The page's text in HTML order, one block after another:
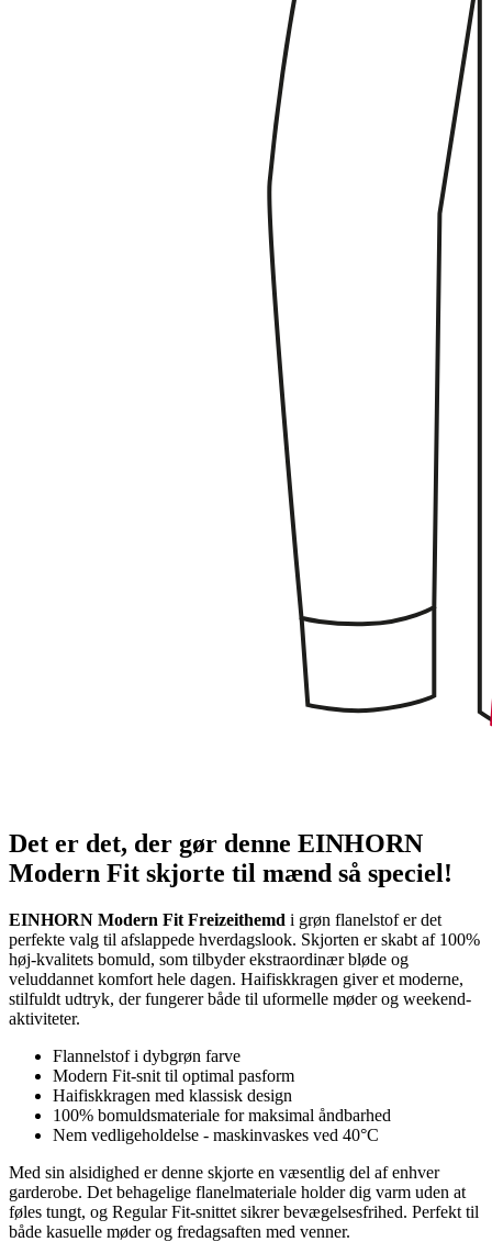
Det er det, der gør denne EINHORN
Modern Fit skjorte til mænd så speciel!
EINHORN Modern Fit Freizeithemd i grøn flanelstof er det
perfekte valg til afslappede hverdagslook. Skjorten er skabt af 100%
høj-kvalitets bomuld, som tilbyder ekstraordinær bløde og
veluddannet komfort hele dagen. Haifiskkragen giver et moderne,
stilfuldt udtryk, der fungerer både til uformelle møder og weekend-
aktiviteter.
Flannelstof i dybgrøn farve
Modern Fit-snit til optimal pasform
Haifiskkragen med klassisk design
100% bomuldsmateriale for maksimal åndbarhed
Nem vedligeholdelse - maskinvaskes ved 40°C
Med sin alsidighed er denne skjorte en væsentlig del af enhver
garderobe. Det behagelige flanelmateriale holder dig varm uden at
føles tungt, og Regular Fit-snittet sikrer bevægelsesfrihed. Perfekt til
både kasuelle møder og fredagsaften med venner.